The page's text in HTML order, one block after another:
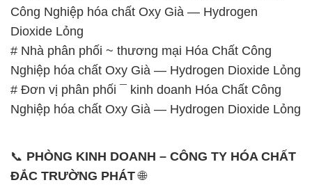
Công Nghiệp hóa chất Oxy Già — Hydrogen
Dioxide Lỏng
# Nhà phân phối ~ thương mại Hóa Chất Công
Nghiệp hóa chất Oxy Già — Hydrogen Dioxide Lỏng
# Đơn vị phân phối ¯ kinh doanh Hóa Chất Công
Nghiệp hóa chất Oxy Già — Hydrogen Dioxide Lỏng
📞 PHÒNG KINH DOANH – CÔNG TY HÓA CHẤT
ĐẮC TRƯỜNG PHÁT🌐